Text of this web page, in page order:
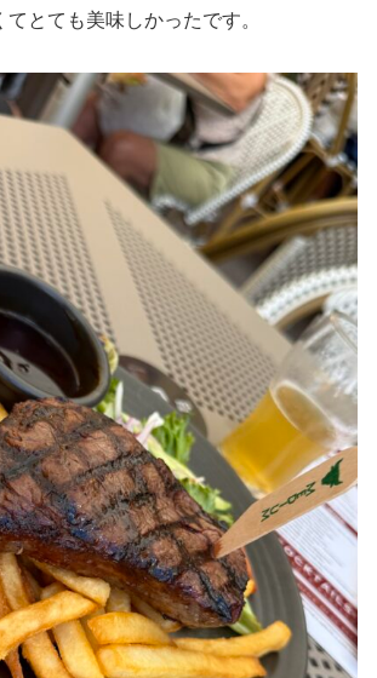
とても美味しかったです。